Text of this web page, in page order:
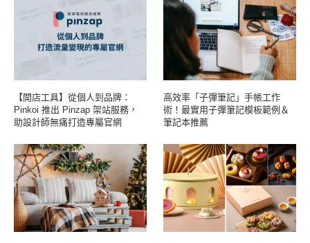
【開店工具】從個人到品牌：
Pinkoi 推出 Pinzap 架站服務，
助設計師無痛打造專屬官網
高效率「子彈筆記」手帳工作
術！最實用子彈筆記模板範例＆
筆記本推薦